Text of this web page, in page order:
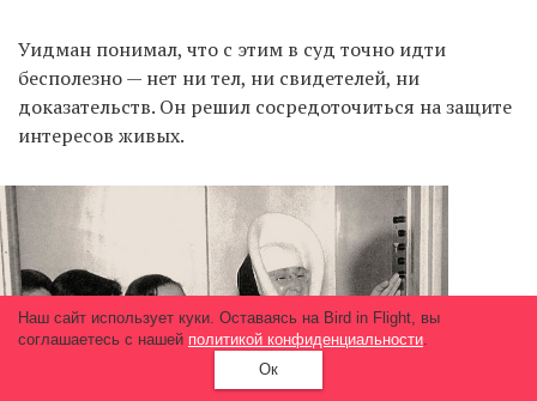
Уидман понимал, что с этим в суд точно идти
бесполезно — нет ни тел, ни свидетелей, ни
доказательств. Он решил сосредоточиться на защите
интересов живых.
Наш сайт использует куки. Оставаясь на Bird in Flight, вы
соглашаетесь с нашей политикой конфиденциальности.
Ок